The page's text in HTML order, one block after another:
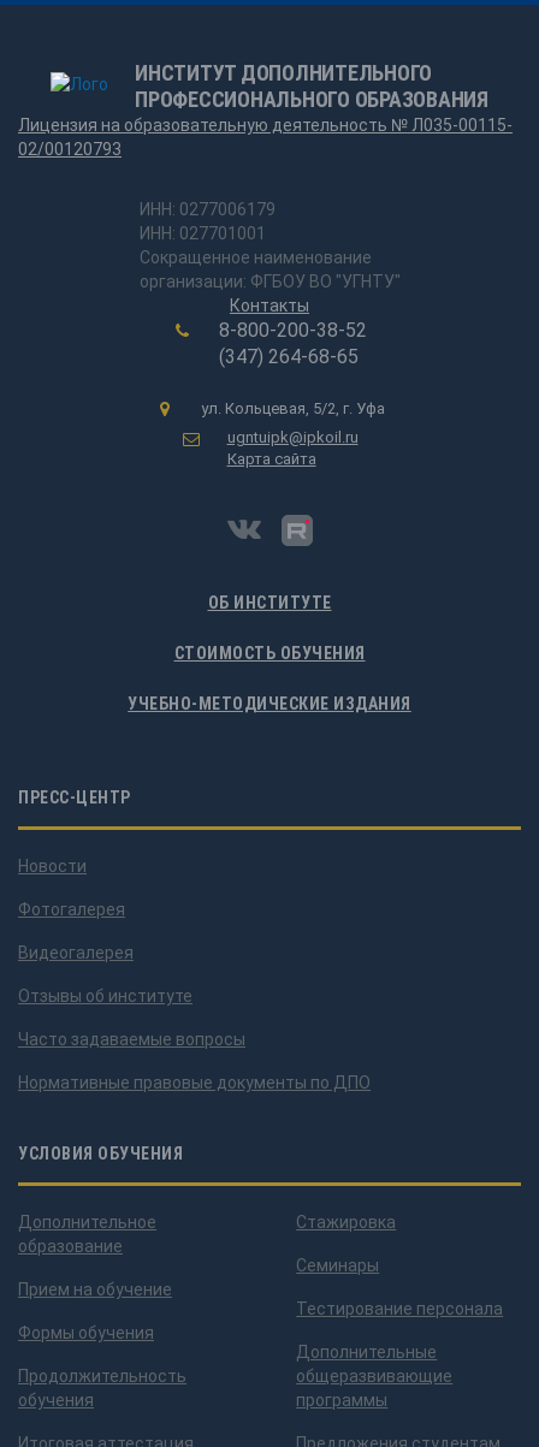
ИНСТИТУТ ДОПОЛНИТЕЛЬНОГО
ПРОФЕССИОНАЛЬНОГО ОБРАЗОВАНИЯ
Лицензия на образовательную деятельность № Л035-00115-
02/00120793
ИНН: 0277006179
ИНН: 027701001
Сокращенное наименование
организации: ФГБОУ ВО "УГНТУ"
Контакты
8-800-200-38-52
(347) 264-68-65
ул. Кольцевая, 5/2, г. Уфа
ugntuipk@ipkoil.ru
Карта сайта
ОБ ИНСТИТУТЕ
СТОИМОСТЬ ОБУЧЕНИЯ
УЧЕБНО-МЕТОДИЧЕСКИЕ ИЗДАНИЯ
ПРЕСС-ЦЕНТР
Новости
Фотогалерея
Видеогалерея
Отзывы об институте
Часто задаваемые вопросы
Нормативные правовые документы по ДПО
УСЛОВИЯ ОБУЧЕНИЯ
Дополнительное
образование
Прием на обучение
Формы обучения
Продолжительность
обучения
Стажировка
Семинары
Тестирование персонала
Дополнительные
общеразвивающие
программы